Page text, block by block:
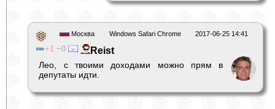
2017-06-25 14:41
Windows Safari Chrome
Москва
1 0 Reist
Лео, с твоими доходами можно прям в
депутаты идти.